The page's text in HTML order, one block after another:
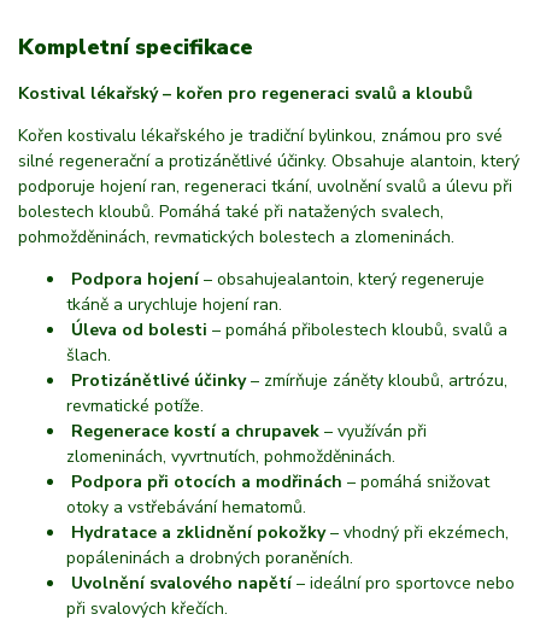
Kompletní specifikace
Kostival lékařský – kořen pro regeneraci svalů a kloubů
Kořen kostivalu lékařského je tradiční bylinkou, známou pro své
silné regenerační a protizánětlivé účinky. Obsahuje alantoin, který
podporuje hojení ran, regeneraci tkání, uvolnění svalů a úlevu při
bolestech kloubů. Pomáhá také při natažených svalech,
pohmožděninách, revmatických bolestech a zlomeninách.
Podpora hojení– obsahujealantoin, který regeneruje
tkáně a urychluje hojení ran.
Úleva od bolesti – pomáhá přibolestech kloubů, svalů a
šlach.
Protizánětlivé účinky– zmírňuje záněty kloubů, artrózu,
revmatické potíže.
Regenerace kostí a chrupavek – využíván při
zlomeninách, vyvrtnutích, pohmožděninách.
Podpora při otocích a modřinách – pomáhá snižovat
otoky a vstřebávání hematomů.
Hydratace a zklidnění pokožky– vhodný při ekzémech,
popáleninách a drobných poraněních.
Uvolnění svalového napětí– ideální pro sportovce nebo
při svalových křečích.